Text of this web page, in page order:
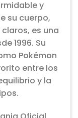
y
su cuerpo,
es una
1996. Su
Pokémon
entre los
y la